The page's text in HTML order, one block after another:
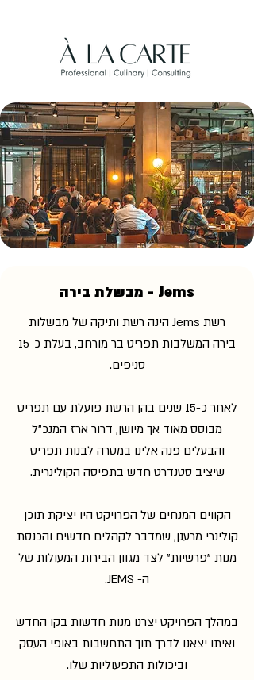
Jems - מבשלת בירה
רשת Jems הינה רשת ותיקה של מבשלות
בירה המשלבות תפריט בר מורחב, בעלת כ-15
סניפים.
לאחר כ-15 שנים בהן הרשת פועלת עם תפריט
מבוסס מאוד אך מיושן, דרור ארז המנכ"ל
והבעלים פנה אלינו במטרה לבנות תפריט
שיציב סטנדרט חדש בתפיסה הקולינרית.
הקווים המנחים של הפרויקט היו יציקת תוכן
קולינרי מרענן, שמדבר לקהלים חדשים והכנסת
מנות "פרשיות" לצד מגוון הבירות המעולות של
ה- JEMS.
במהלך הפרויקט יצרנו מנות חדשות בקו החדש
ואיתו יצאנו לדרך תוך התחשבות באופי העסק
וביכולות התפעוליות שלו.